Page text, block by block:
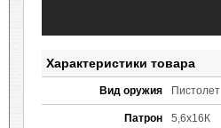
Характеристики товара
Вид оружия Пистолет
Патрон 5,6x16К